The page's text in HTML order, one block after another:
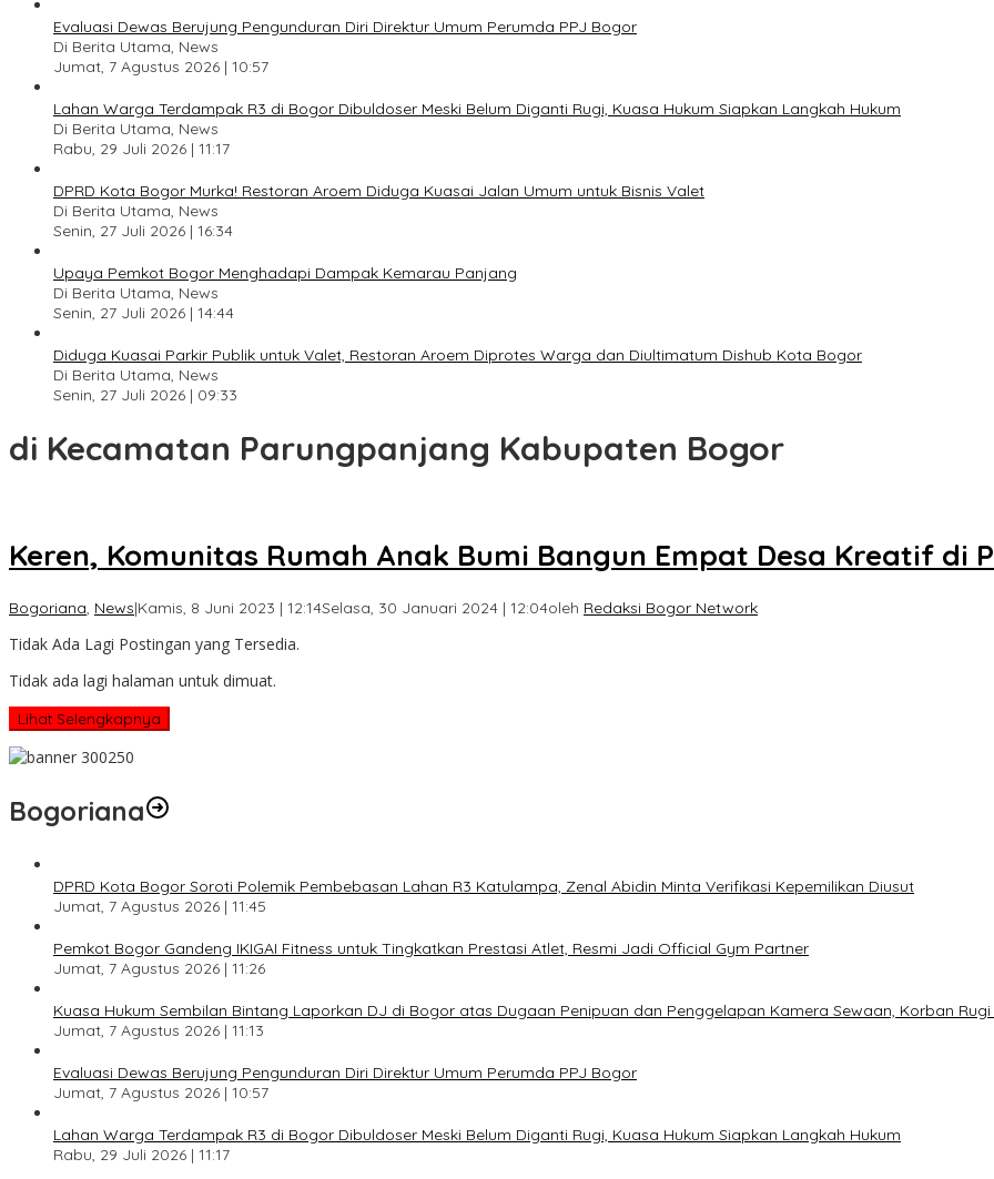
Evaluasi Dewas Berujung Pengunduran Diri Direktur Umum Perumda PPJ Bogor
Di Berita Utama, News
Jumat, 7 Agustus 2026 | 10:57
Lahan Warga Terdampak R3 di Bogor Dibuldoser Meski Belum Diganti Rugi, Kuasa Hukum Siapkan Langkah Hukum
Di Berita Utama, News
Rabu, 29 Juli 2026 | 11:17
DPRD Kota Bogor Murka! Restoran Aroem Diduga Kuasai Jalan Umum untuk Bisnis Valet
Di Berita Utama, News
Senin, 27 Juli 2026 | 16:34
Upaya Pemkot Bogor Menghadapi Dampak Kemarau Panjang
Di Berita Utama, News
Senin, 27 Juli 2026 | 14:44
Diduga Kuasai Parkir Publik untuk Valet, Restoran Aroem Diprotes Warga dan Diultimatum Dishub Kota Bogor
Di Berita Utama, News
Senin, 27 Juli 2026 | 09:33
di Kecamatan Parungpanjang Kabupaten Bogor
Keren, Komunitas Rumah Anak Bumi Bangun Empat Desa Kreatif di
Bogoriana, News|Kamis, 8 Juni 2023 | 12:14Selasa, 30 Januari 2024 | 12:04oleh Redaksi Bogor Network
Tidak Ada Lagi Postingan yang Tersedia.
Tidak ada lagi halaman untuk dimuat.
Lihat Selengkapnya
Bogoriana
DPRD Kota Bogor Soroti Polemik Pembebasan Lahan R3 Katulampa, Zenal Abidin Minta Verifikasi Kepemilikan Diusut
Jumat, 7 Agustus 2026 | 11:45
Pemkot Bogor Gandeng IKIGAI Fitness untuk Tingkatkan Prestasi Atlet, Resmi Jadi Official Gym Partner
Jumat, 7 Agustus 2026 | 11:26
Kuasa Hukum Sembilan Bintang Laporkan DJ di Bogor atas Dugaan Penipuan dan Penggelapan Kamera Sewaan, Korban
Jumat, 7 Agustus 2026 | 11:13
Evaluasi Dewas Berujung Pengunduran Diri Direktur Umum Perumda PPJ Bogor
Jumat, 7 Agustus 2026 | 10:57
Lahan Warga Terdampak R3 di Bogor Dibuldoser Meski Belum Diganti Rugi, Kuasa Hukum Siapkan Langkah Hukum
Rabu, 29 Juli 2026 | 11:17